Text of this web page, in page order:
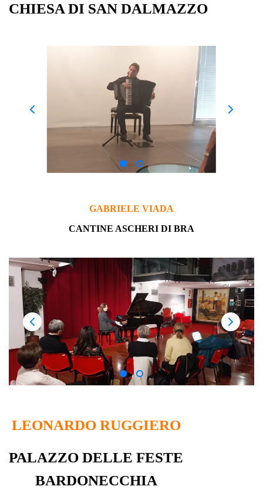
CHIESA DI SAN DALMAZZO
GABRIELE VIADA
CANTINE ASCHERI DI BRA
LEONARDO RUGGIERO
PALAZZO DELLE FESTE
BARDONECCHIA